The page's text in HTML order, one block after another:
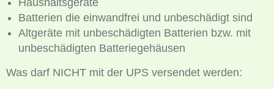
Batterien die einwandfrei und unbeschädigt sind
Altgeräte mit unbeschädigten Batterien bzw. mit
unbeschädigten Batteriegehäusen
Was darf NICHT mit der UPS versendet werden: